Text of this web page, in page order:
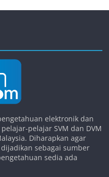
elektronik dan
pelajar SVM dan DVM
Diharapkan agar
sebagai sumber
sedia ada